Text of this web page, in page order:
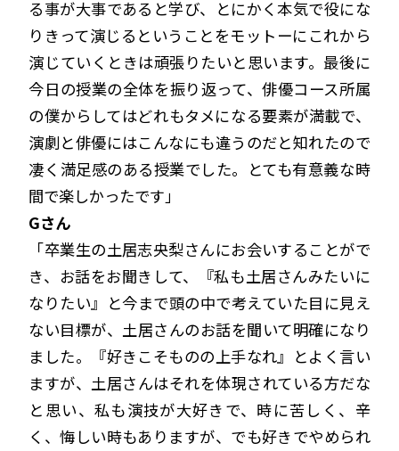
る事が大事であると学び、とにかく本気で役にな
りきって演じるということをモットーにこれから
演じていくときは頑張りたいと思います。最後に
今日の授業の全体を振り返って、俳優コース所属
の僕からしてはどれもタメになる要素が満載で、
演劇と俳優にはこんなにも違うのだと知れたので
凄く満足感のある授業でした。とても有意義な時
間で楽しかったです」
Gさん
「卒業生の土居志央梨さんにお会いすることがで
き、お話をお聞きして、『私も土居さんみたいに
なりたい』と今まで頭の中で考えていた目に見え
ない目標が、土居さんのお話を聞いて明確になり
ました。『好きこそものの上手なれ』とよく言い
ますが、土居さんはそれを体現されている方だな
と思い、私も演技が大好きで、時に苦しく、辛
く、悔しい時もありますが、でも好きでやめられ